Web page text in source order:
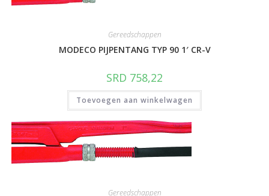
Gereedschappen
MODECO PIJPENTANG TYP 90 1′ CR-V
SRD 758,22
Toevoegen aan winkelwagen
Gereedschappen